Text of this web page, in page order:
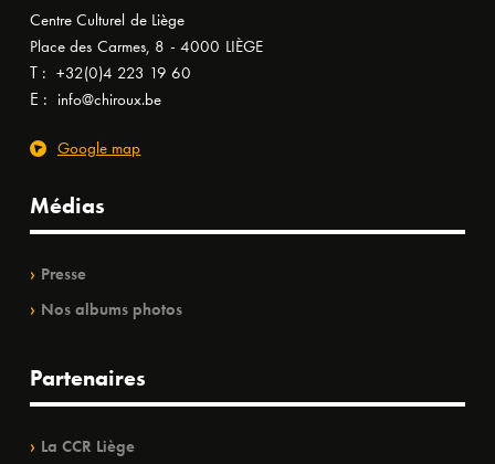
Centre Culturel de Liège
Place des Carmes, 8 - 4000 LIÈGE
T : +32(0)4 223 19 60
E : info@chiroux.be
Google map
Médias
Presse
Nos albums photos
Partenaires
La CCR Liège